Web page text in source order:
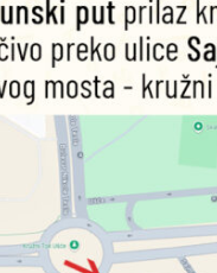
informacije
su: pažljivo struktuirana
što jača samopouzdanje
zadaci
Explorer
vokabulara; podrška za
svaki Unit ima
načine; akcenat na